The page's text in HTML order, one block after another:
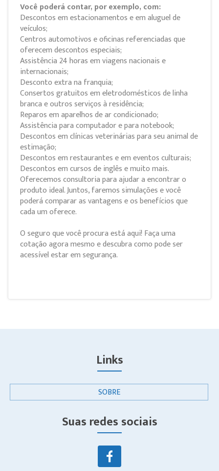
Você poderá contar, por exemplo, com:
Descontos em estacionamentos e em aluguel de
veículos;
Centros automotivos e oficinas referenciadas que
oferecem descontos especiais;
Assistência 24 horas em viagens nacionais e
internacionais;
Desconto extra na franquia;
Consertos gratuitos em eletrodomésticos de linha
branca e outros serviços à residência;
Reparos em aparelhos de ar condicionado;
Assistência para computador e para notebook;
Descontos em clínicas veterinárias para seu animal de
estimação;
Descontos em restaurantes e em eventos culturais;
Descontos em cursos de inglês e muito mais.
Oferecemos consultoria para ajudar a encontrar o
produto ideal. Juntos, faremos simulações e você
poderá comparar as vantagens e os benefícios que
cada um oferece.
O seguro que você procura está aqui! Faça uma
cotação agora mesmo e descubra como pode ser
acessível estar em segurança.
Links
SOBRE
Suas redes sociais